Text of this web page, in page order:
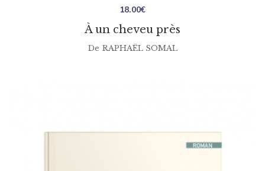
À un cheveu près
18.00€
De RAPHAËL SOMAL